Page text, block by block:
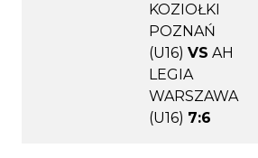
KOZIOŁKI
POZNAŃ
(U16) VS AH
LEGIA
WARSZAWA
(U16) 7:6